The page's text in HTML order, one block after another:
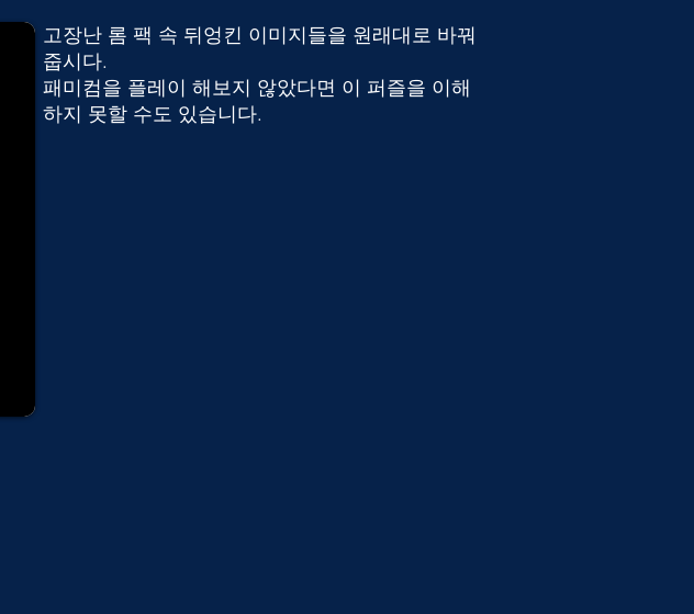
고장난 롬 팩 속 뒤엉킨 이미지들을 원래대로 바꿔
줍시다.
패미컴을 플레이 해보지 않았다면 이 퍼즐을 이해
하지 못할 수도 있습니다.